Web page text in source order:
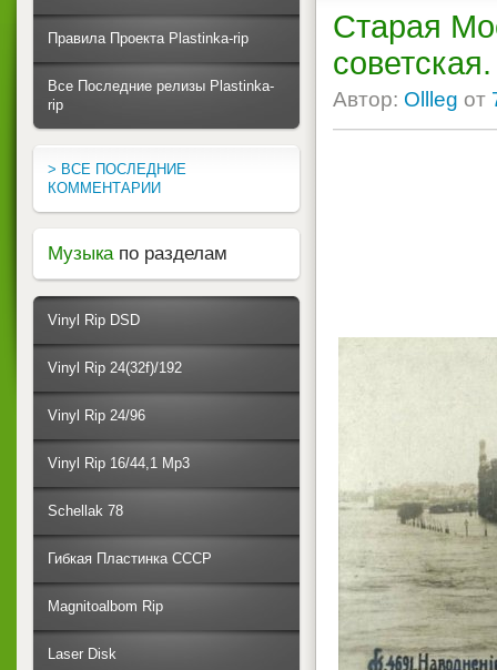
Старая
Автор: Ollleg от
Правила Проекта Plastinka-rip
Все Последние релизы Plastinka-
rip
> ВСЕ ПОСЛЕДНИЕ
КОММЕНТАРИИ
Музыка по разделам
Vinyl Rip DSD
Vinyl Rip 24(32f)/192
Vinyl Rip 24/96
Vinyl Rip 16/44,1 Mp3
Schellak 78
Гибкая Пластинка СССР
Magnitoalbom Rip
Laser Disk